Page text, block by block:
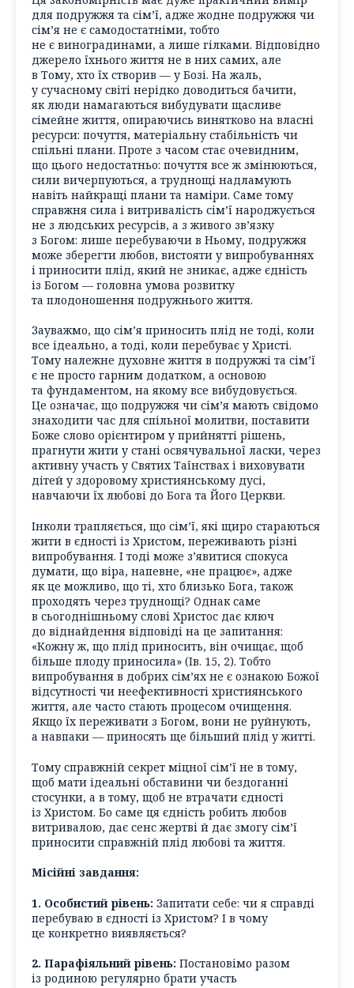
для подружжя та сім’ї, адже жодне подружжя чи
сім’я не є самодостатніми, тобто
не є виноградинами, а лише гілками. Відповідно
джерело їхнього життя не в них самих, але
в Тому, хто їх створив — у Бозі. На жаль,
у сучасному світі нерідко доводиться бачити,
як люди намагаються вибудувати щасливе
сімейне життя, опираючись винятково на власні
ресурси: почуття, матеріальну стабільність чи
спільні плани. Проте з часом стає очевидним,
що цього недостатньо: почуття все ж змінюються,
сили вичерпуються, а труднощі надламують
навіть найкращі плани та наміри. Саме тому
справжня сила і витривалість сім’ї народжується
не з людських ресурсів, а з живого зв’язку
з Богом: лише перебуваючи в Ньому, подружжя
може зберегти любов, вистояти у випробуваннях
і приносити плід, який не зникає, адже єдність
із Богом — головна умова розвитку
та плодоношення подружнього життя.
Зауважмо, що сім’я приносить плід не тоді, коли
все ідеально, а тоді, коли перебуває у Христі.
Тому належне духовне життя в подружжі та сім’ї
є не просто гарним додатком, а основою
та фундаментом, на якому все вибудовується.
Це означає, що подружжя чи сім’я мають свідомо
знаходити час для спільної молитви, поставити
Боже слово орієнтиром у прийнятті рішень,
прагнути жити у стані освячувальної ласки, через
активну участь у Святих Таїнствах і виховувати
дітей у здоровому християнському дусі,
навчаючи їх любові до Бога та Його Церкви.
Інколи трапляється, що сім’ї, які щиро стараються
жити в єдності із Христом, переживають різні
випробування. І тоді може з’явитися спокуса
думати, що віра, напевне, «не працює», адже
як це можливо, що ті, хто близько Бога, також
проходять через труднощі? Однак саме
в сьогоднішньому слові Христос дає ключ
до віднайдення відповіді на це запитання:
«Кожну ж, що плід приносить, він очищає, щоб
більше плоду приносила» (Ів. 15, 2). Тобто
випробування в добрих сім’ях не є ознакою Божої
відсутності чи неефективності християнського
життя, але часто стають процесом очищення.
Якщо їх переживати з Богом, вони не руйнують,
а навпаки — приносять ще більший плід у житті.
Тому справжній секрет міцної сім’ї не в тому,
щоб мати ідеальні обставини чи бездоганні
стосунки, а в тому, щоб не втрачати єдності
із Христом. Бо саме ця єдність робить любов
витривалою, дає сенс жертві й дає змогу сім’ї
приносити справжній плід любові та життя.
Місійні завдання:
1. Особистий рівень: Запитати себе: чи я справді
перебуваю в єдності із Христом? І в чому
це конкретно виявляється?
2. Парафіяльний рівень: Постановімо разом
із родиною регулярно брати участь